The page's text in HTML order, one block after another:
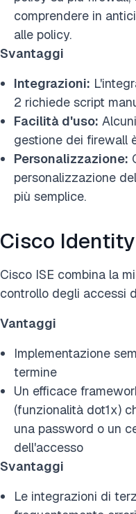
comprendere in
alle policy.
Svantaggi
Integrazioni:
2 richiede script
Facilità d'uso:
gestione dei firewall
Personalizzazione:
personalizzazione
più semplice.
Cisco
Cisco ISE combina la
controllo degli accessi
Vantaggi
Implementazione
termine
Un efficace
(funzionalità dot1x)
una password o un
dell'accesso
Svantaggi
Le integrazioni di